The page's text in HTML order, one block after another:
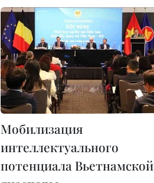
Мобилизация
интеллектуального
потенциала Вьетнамской